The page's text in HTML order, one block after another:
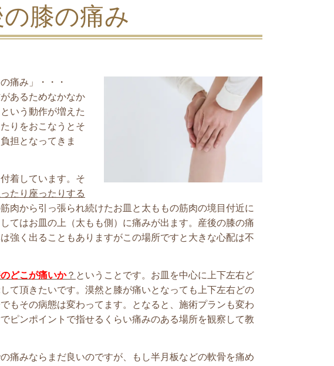
膝の痛み
痛み」・・・
あるためなかなか
いう動作が増えた
りをおこなうとそ
担となってきま
着しています。そ
たり座ったりする
肉から引っ張られ続けたお皿と太ももの筋肉の境目付近に
てはお皿の上（太もも側）に痛みが出ます。産後の膝の痛
強く出ることもありますがこの場所ですと大きな心配は不
どこが痛いか？ ということです。お皿を中心に上下左右ど
て頂きたいです。漠然と膝が痛いとなっても上下左右どの
もその病態は変わってます。となると、施術プランも変わ
ピンポイントで指せるくらい痛みのある場所を観察して教
痛みならまだ良いのですが、もし半月板などの軟骨を痛め